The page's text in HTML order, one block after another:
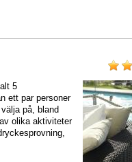
5
ett par personer
på, bland
olika aktiviteter